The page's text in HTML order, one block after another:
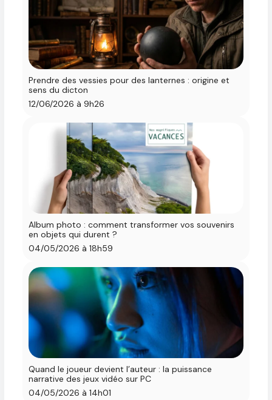
Prendre des vessies pour des lanternes : origine et
sens du dicton
12/06/2026 à 9h26
Album photo : comment transformer vos souvenirs
en objets qui durent ?
04/05/2026 à 18h59
Quand le joueur devient l’auteur : la puissance
narrative des jeux vidéo sur PC
04/05/2026 à 14h01